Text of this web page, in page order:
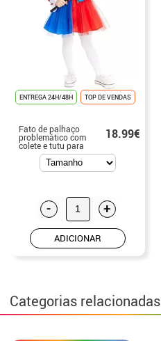
ENTREGA 24H/48H TOP DE VENDAS
Fato de palhaço
problemático com
colete e tutu para
bebé e menina
18.99€
- +
ADICIONAR
Categorias relacionadas